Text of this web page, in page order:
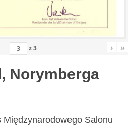
z3 › »
Norymberga
Międzynarodowego Salonu